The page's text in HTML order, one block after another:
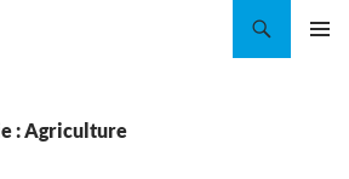
: Agriculture